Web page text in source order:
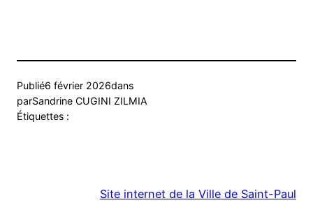
Publié6 février 2026dans
parSandrine CUGINI ZILMIA
Étiquettes :
Site internet de la Ville de Saint-Paul